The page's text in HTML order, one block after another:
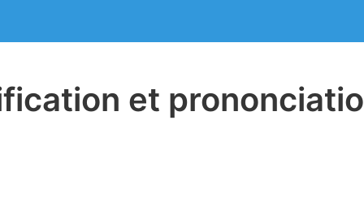
et